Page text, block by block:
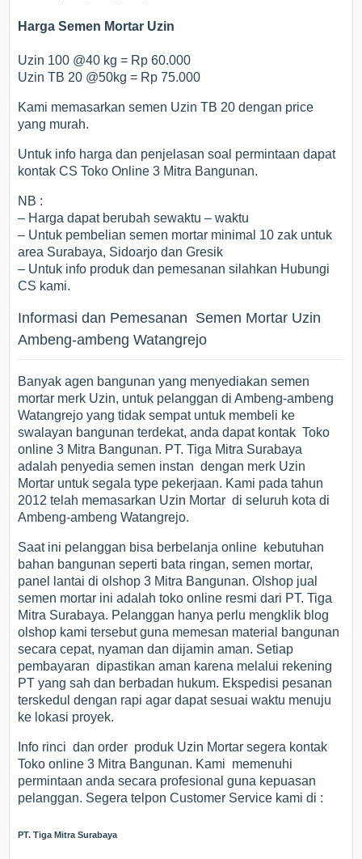
Harga Semen Mortar Uzin
Uzin 100 @40 kg = Rp 60.000
Uzin TB 20 @50kg = Rp 75.000
Kami memasarkan semen Uzin TB 20 dengan price
yang murah.
Untuk info harga dan penjelasan soal permintaan dapat
kontak CS Toko Online 3 Mitra Bangunan.
NB :
– Harga dapat berubah sewaktu – waktu
– Untuk pembelian semen mortar minimal 10 zak untuk
area Surabaya, Sidoarjo dan Gresik
– Untuk info produk dan pemesanan silahkan Hubungi
CS kami.
Informasi dan Pemesanan Semen Mortar Uzin
Ambeng-ambeng Watangrejo
Banyak agen bangunan yang menyediakan semen
mortar merk Uzin, untuk pelanggan di Ambeng-ambeng
Watangrejo yang tidak sempat untuk membeli ke
swalayan bangunan terdekat, anda dapat kontak Toko
online 3 Mitra Bangunan. PT. Tiga Mitra Surabaya
adalah penyedia semen instan dengan merk Uzin
Mortar untuk segala type pekerjaan. Kami pada tahun
2012 telah memasarkan Uzin Mortar di seluruh kota di
Ambeng-ambeng Watangrejo.
Saat ini pelanggan bisa berbelanja online kebutuhan
bahan bangunan seperti bata ringan, semen mortar,
panel lantai di olshop 3 Mitra Bangunan. Olshop jual
semen mortar ini adalah toko online resmi dari PT. Tiga
Mitra Surabaya. Pelanggan hanya perlu mengklik blog
olshop kami tersebut guna memesan material bangunan
secara cepat, nyaman dan dijamin aman. Setiap
pembayaran dipastikan aman karena melalui rekening
PT yang sah dan berbadan hukum. Ekspedisi pesanan
terskedul dengan rapi agar dapat sesuai waktu menuju
ke lokasi proyek.
Info rinci dan order produk Uzin Mortar segera kontak
Toko online 3 Mitra Bangunan. Kami memenuhi
permintaan anda secara profesional guna kepuasan
pelanggan. Segera telpon Customer Service kami di :
PT. Tiga Mitra Surabaya